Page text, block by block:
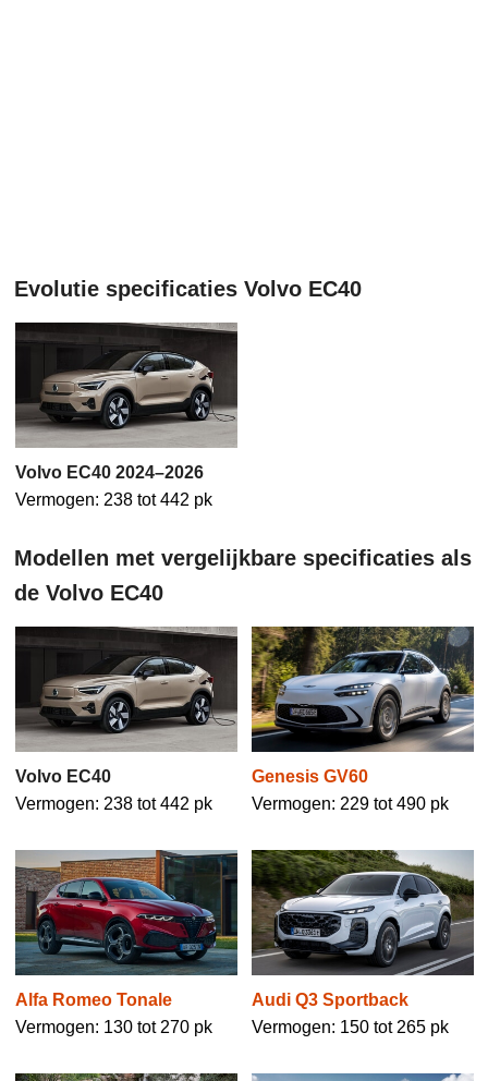
Evolutie specificaties Volvo EC40
Volvo EC40 2024–2026
Vermogen: 238 tot 442 pk
Modellen met vergelijkbare specificaties als
de Volvo EC40
Volvo EC40
Vermogen: 238 tot 442 pk
Genesis GV60
Vermogen: 229 tot 490 pk
Alfa Romeo Tonale
Vermogen: 130 tot 270 pk
Audi Q3 Sportback
Vermogen: 150 tot 265 pk